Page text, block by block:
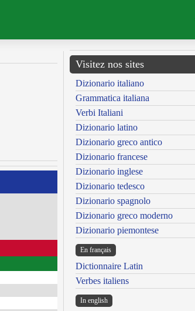
Visitez nos sites
Dizionario italiano
Grammatica italiana
Verbi Italiani
Dizionario latino
Dizionario greco antico
Dizionario francese
Dizionario inglese
Dizionario tedesco
Dizionario spagnolo
Dizionario greco moderno
Dizionario piemontese
En français
Dictionnaire Latin
Verbes italiens
In english